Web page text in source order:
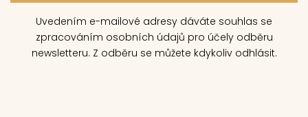
Uvedením e-mailové adresy dáváte souhlas se
zpracováním osobních údajů pro účely odběru
newsletteru. Z odběru se můžete kdykoliv odhlásit.